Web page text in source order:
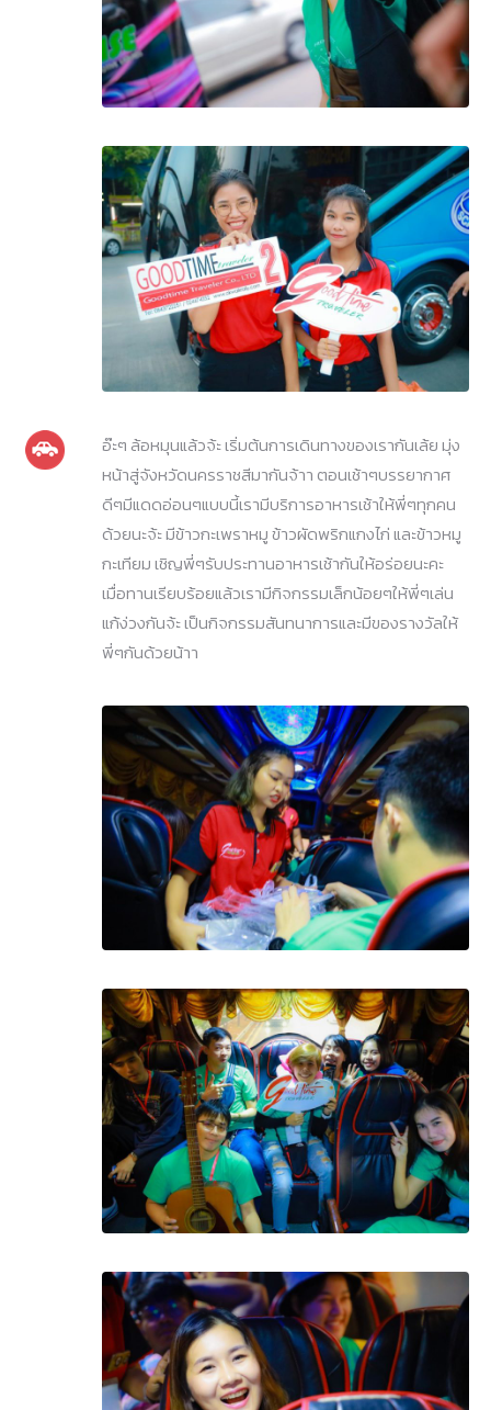
อ๊ะๆ ล้อหมุนแล้วจ้ะ เริ่มต้นการเดินทางของเรากันเล้ย มุ่ง
หน้าสู่จังหวัดนครราชสีมากันจ้าา ตอนเช้าๆบรรยากาศ
ดีๆมีแดดอ่อนๆแบบนี้เรามีบริการอาหารเช้าให้พี่ๆทุกคน
ด้วยนะจ้ะ มีข้าวกะเพราหมู ข้าวผัดพริกแกงไก่ และข้าวหมู
กะเทียม เชิญพี่ๆรับประทานอาหารเช้ากันให้อร่อยนะคะ
เมื่อทานเรียบร้อยแล้วเรามีกิจกรรมเล็กน้อยๆให้พี่ๆเล่น
แก้ง่วงกันจ้ะ เป็นกิจกรรมสันทนาการและมีของรางวัลให้
พี่ๆกันด้วยน้าา